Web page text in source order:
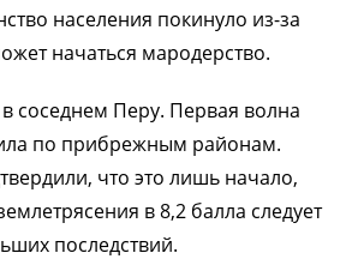
населения покинуло из-за
начаться мародерство.
соседнем Перу. Первая волна
по прибрежным районам.
что это лишь начало,
в 8,2 балла следует
последствий.